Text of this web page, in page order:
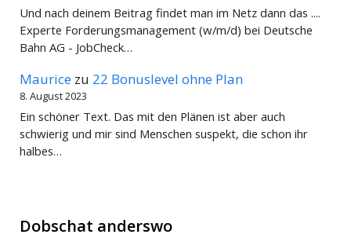
Und nach deinem Beitrag findet man im Netz dann das ....
Experte Forderungsmanagement (w/m/d) bei Deutsche
Bahn AG - JobCheck…
Maurice zu 22 Bonuslevel ohne Plan
8. August 2023
Ein schöner Text. Das mit den Plänen ist aber auch
schwierig und mir sind Menschen suspekt, die schon ihr
halbes…
Dobschat anderswo